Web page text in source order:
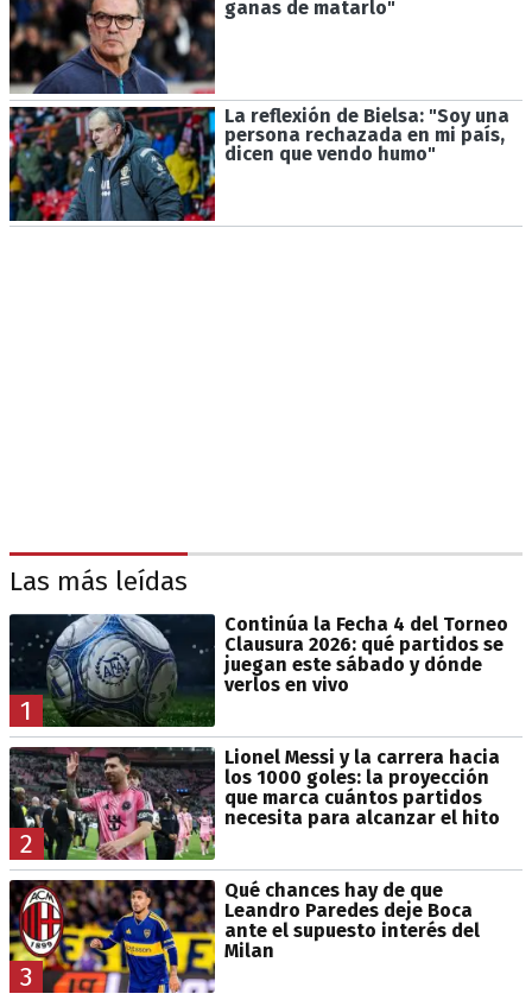
ganas de matarlo"
La reflexión de Bielsa: "Soy una
persona rechazada en mi país,
dicen que vendo humo"
Las más leídas
1
Continúa la Fecha 4 del Torneo
Clausura 2026: qué partidos se
juegan este sábado y dónde
verlos en vivo
2
Lionel Messi y la carrera hacia
los 1000 goles: la proyección
que marca cuántos partidos
necesita para alcanzar el hito
3
Qué chances hay de que
Leandro Paredes deje Boca
ante el supuesto interés del
Milan